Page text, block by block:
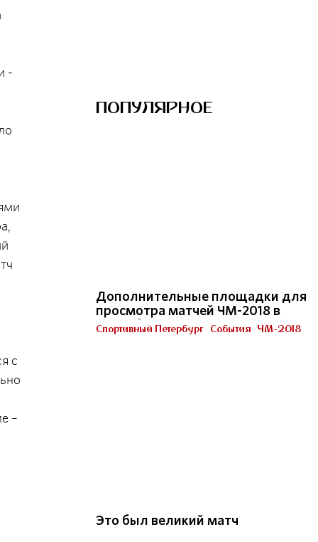
-
с
–
ПОПУЛЯРНОЕ
Дополнительные площадки для
просмотра матчей ЧМ-2018 в
Петербурге
Спортивный Петербург События ЧМ-2018
Это был великий матч